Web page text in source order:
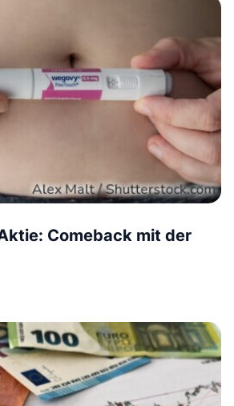
Comeback mit der